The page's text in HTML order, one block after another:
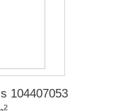
104407053
2